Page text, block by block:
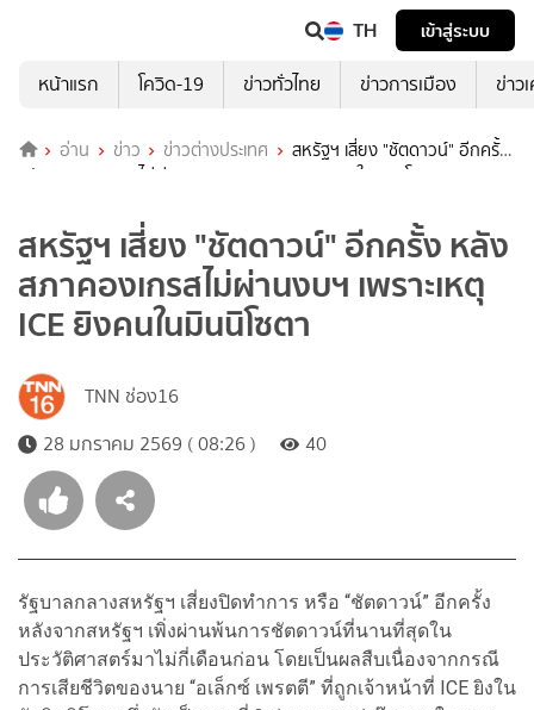
TH
เข้าสู่ระบบ
หน้าแรก
โควิด-19 ข่าวทั่วไทย ข่าวการเมือง ข่าว
อ่าน ข่าว ข่าวต่างประเทศ
สหรัฐฯ เสี่ยง "ชัตดาวน์" อีกครั้ง
หลังสภาคองเกรสไม่ผ่านงบฯ เพราะเหตุ ICE ยิงคนในมินนิโซตา
สหรัฐฯ เสี่ยง "ชัตดาวน์" อีกครั้ง หลัง
สภาคองเกรสไม่ผ่านงบฯ เพราะเหตุ
ICE ยิงคนในมินนิโซตา
TNN ช่อง16
28 มกราคม 2569 ( 08:26 )
40
รัฐบาลกลางสหรัฐฯ เสี่ยงปิดทำการ หรือ “ชัตดาวน์” อีกครั้ง
หลังจากสหรัฐฯ เพิ่งผ่านพ้นการชัตดาวน์ที่นานที่สุดใน
ประวัติศาสตร์มาไม่กี่เดือนก่อน โดยเป็นผลสืบเนื่องจากกรณี
การเสียชีวิตของนาย “อเล็กซ์ เพรตตี” ที่ถูกเจ้าหน้าที่ ICE ยิงใน